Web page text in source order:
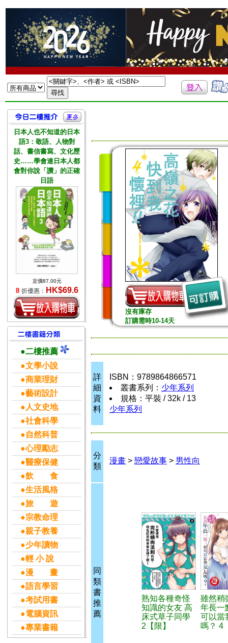
日本人也不知道的日本
語3：敬語、人物對
話、書信書寫、文化歷
史……學會連日本人都
會對你說「讚」的正確
日語
定價87.00元
8 折優惠： HK$69.6
●二樓推薦
●文學小說
●商業理財
●藝術設計
●人文史地
●社會科學
●自然科普
●心理勵志
●醫療保健
●飲 食
●生活風格
●旅 遊
●宗教命理
●親子教養
●少年讀物
●輕 小 說
●漫 畫
●語言學習
●考試用書
●電腦資訊
●專業書籍
沒有庫存
訂購需時10-14天
詳
細
資
料
ISBN：9789864866571
叢書系列： 少年系列
規格：平裝 / 32k / 13
少年系列
分
類
漫畫 > 戀愛故事 > 男性向
同
類
書
推
薦
熟知各種奇怪
知識的女友 高
床式草子同學
2【限】
雖然稍
年長一
可以當
嗎？ 4